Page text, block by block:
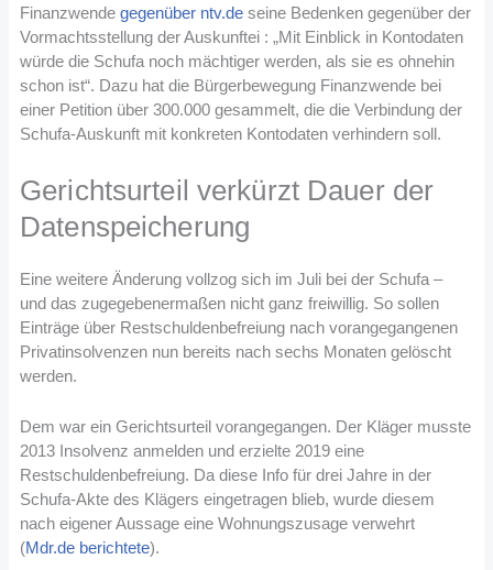
Finanzwendegegenüber ntv.de seine Bedenken gegenüber der
Vormachtsstellung der Auskunftei : „Mit Einblick in Kontodaten
würde die Schufa noch mächtiger werden, als sie es ohnehin
schon ist“. Dazu hat die Bürgerbewegung Finanzwende bei
einer Petition über 300.000 gesammelt, die die Verbindung der
Schufa-Auskunft mit konkreten Kontodaten verhindern soll.
Gerichtsurteil verkürzt Dauer der
Datenspeicherung
Eine weitere Änderung vollzog sich im Juli bei der Schufa –
und das zugegebenermaßen nicht ganz freiwillig. So sollen
Einträge über Restschuldenbefreiung nach vorangegangenen
Privatinsolvenzen nun bereits nach sechs Monaten gelöscht
werden.
Dem war ein Gerichtsurteil vorangegangen. Der Kläger musste
2013 Insolvenz anmelden und erzielte 2019 eine
Restschuldenbefreiung. Da diese Info für drei Jahre in der
Schufa-Akte des Klägers eingetragen blieb, wurde diesem
nach eigener Aussage eine Wohnungszusage verwehrt
(Mdr.de berichtete).